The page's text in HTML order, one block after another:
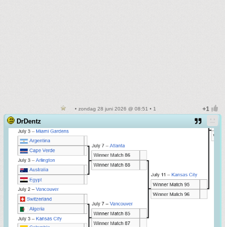
• zondag 28 juni 2026 @ 08:51 • 1
DrDentz